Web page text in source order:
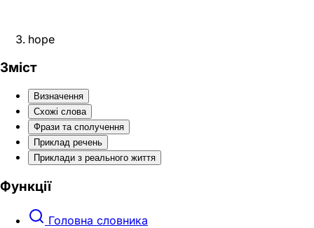
hope
Зміст
Визначення
Схожі слова
Фрази та сполучення
Приклад речень
Приклади з реального життя
Функції
Головна словника